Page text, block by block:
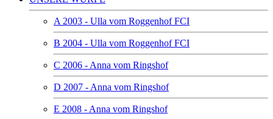
A 2003 - Ulla vom Roggenhof FCI
B 2004 - Ulla vom Roggenhof FCI
C 2006 - Anna vom Ringshof
D 2007 - Anna vom Ringshof
E 2008 - Anna vom Ringshof